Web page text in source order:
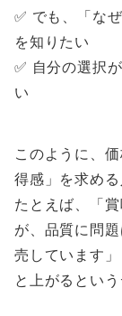
✅ でも、「な
を知りたい
✅ 自分の選択
い
このように、
得感」を求める
たとえば、「
が、品質に問
売しています
と上がるとい